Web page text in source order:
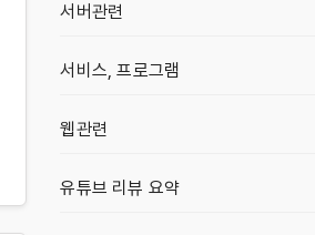
서버관련
서비스, 프로그램
웹관련
유튜브 리뷰 요약